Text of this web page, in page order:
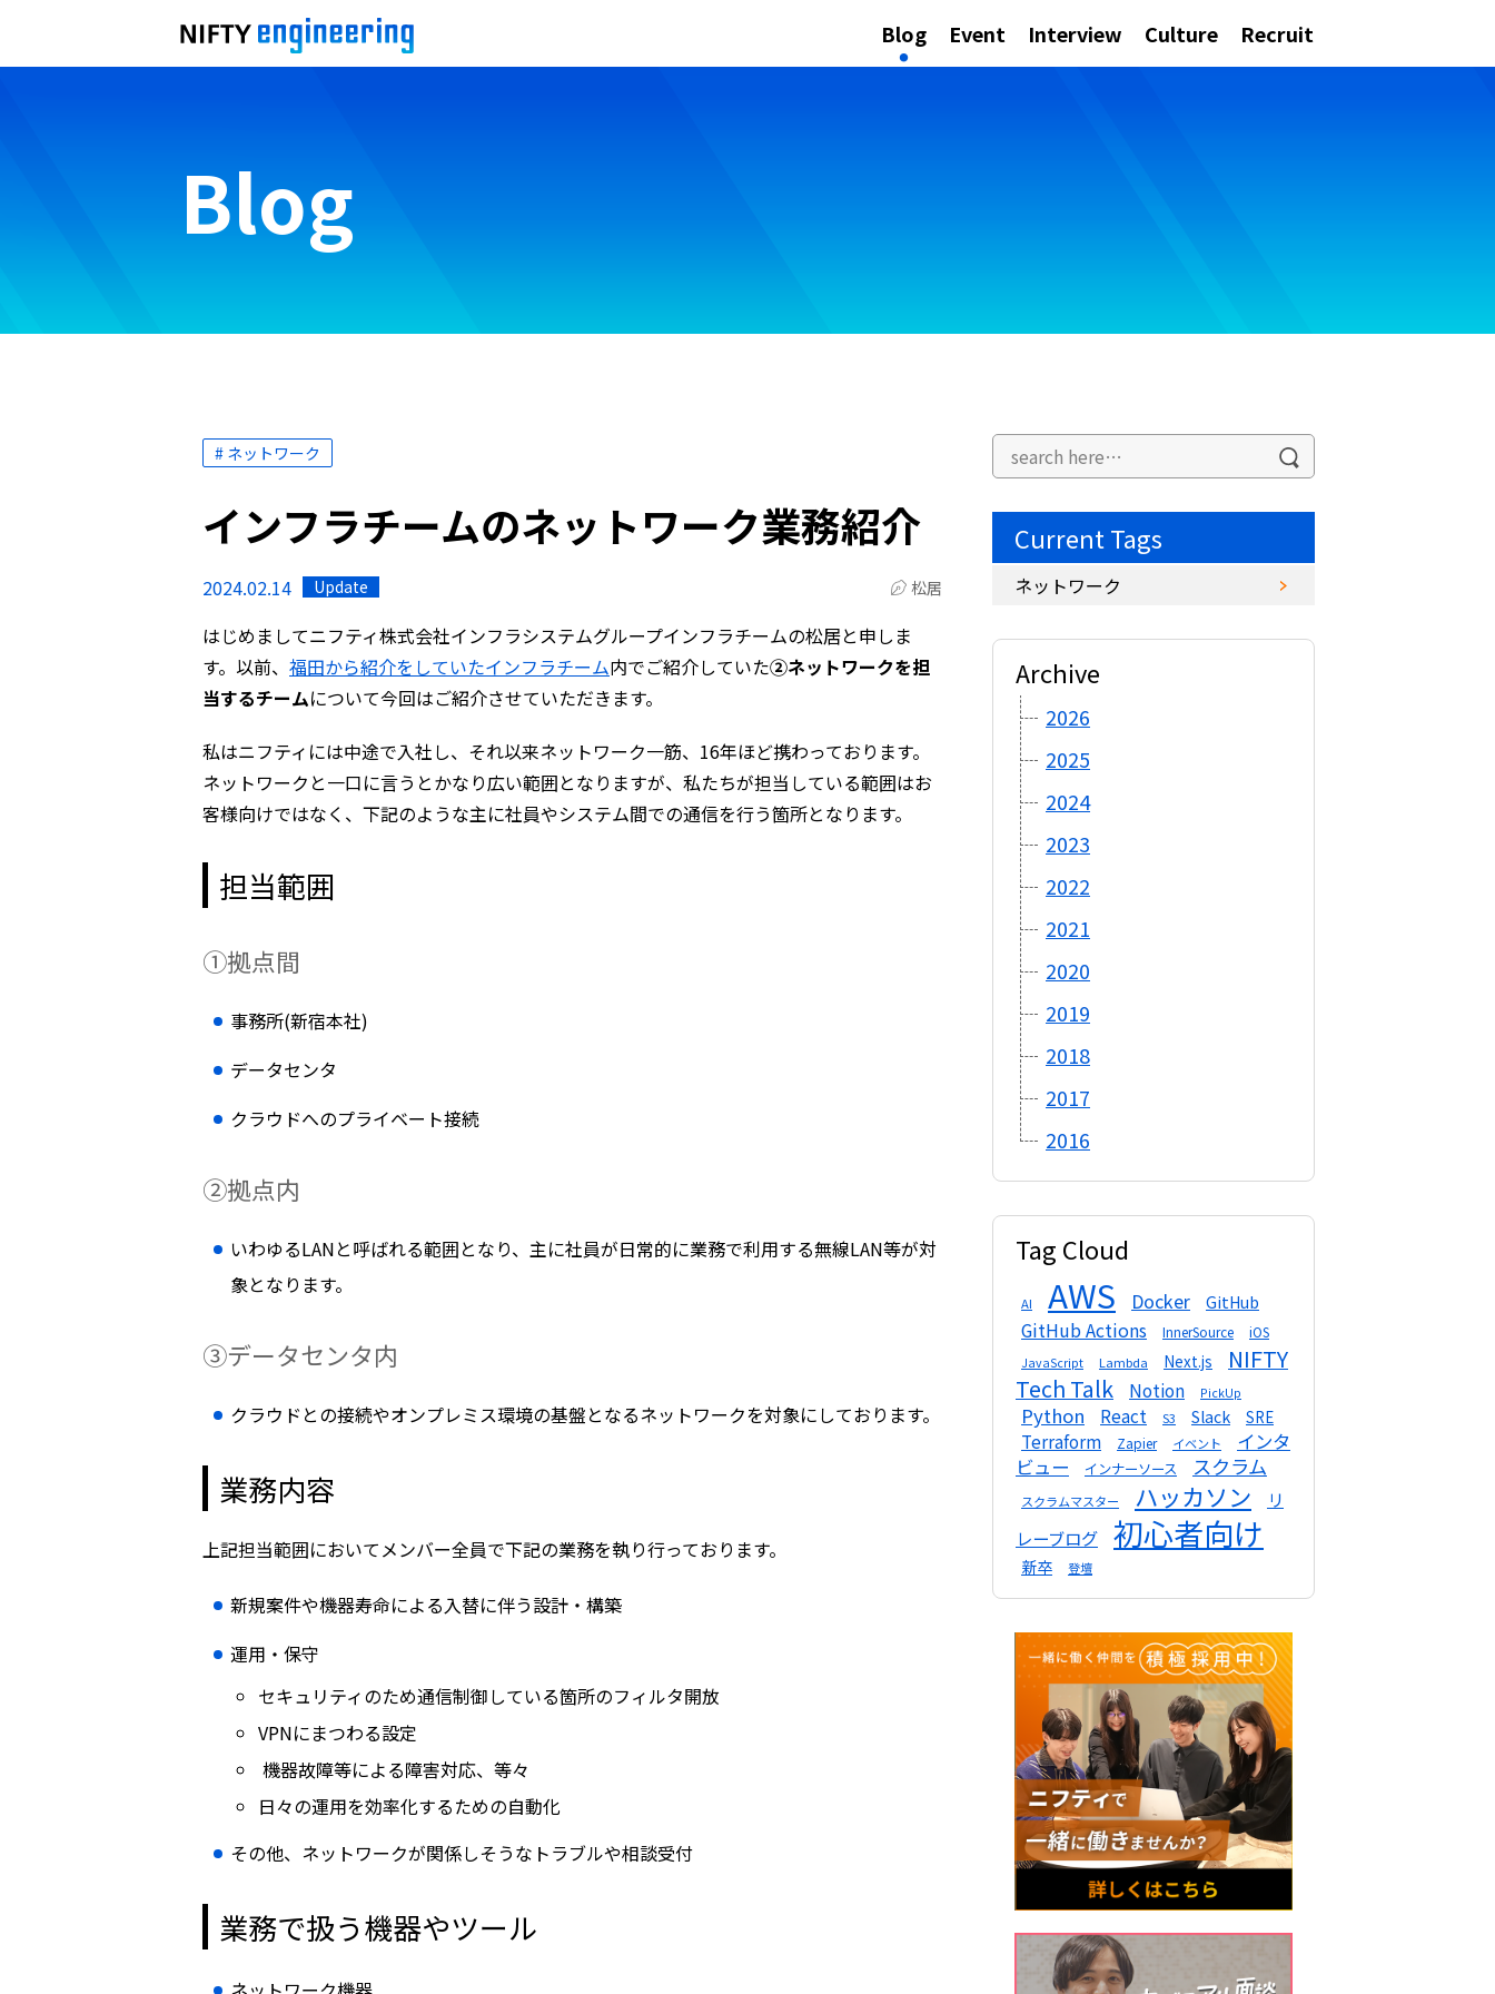
Blog Event Interview Culture Recruit
Blog
# ネットワーク
インフラチームのネットワーク業務紹介
2024.02.14 Update 松居
はじめましてニフティ株式会社インフラシステムグループインフラチームの松居と申しま
す。以前、 福田から紹介をしていたインフラチーム内でご紹介していた②ネットワークを担
当するチームについて今回はご紹介させていただきます。
私はニフティには中途で入社し、それ以来ネットワーク一筋、16年ほど携わっております。
ネットワークと一口に言うとかなり広い範囲となりますが、私たちが担当している範囲はお
客様向けではなく、下記のような主に社員やシステム間での通信を行う箇所となります。
担当範囲
①拠点間
事務所(新宿本社)
データセンタ
クラウドへのプライベート接続
②拠点内
いわゆるLANと呼ばれる範囲となり、主に社員が日常的に業務で利用する無線LAN等が対
象となります。
③データセンタ内
クラウドとの接続やオンプレミス環境の基盤となるネットワークを対象にしております。
業務内容
上記担当範囲においてメンバー全員で下記の業務を執り行っております。
新規案件や機器寿命による入替に伴う設計・構築
運用・保守
セキュリティのため通信制御している箇所のフィルタ開放
VPNにまつわる設定
機器故障等による障害対応、等々
日々の運用を効率化するための自動化
その他、ネットワークが関係しそうなトラブルや相談受付
業務で扱う機器やツール
Current Tags
ネットワーク
Archive
2026
2025
2024
2023
2022
2021
2020
2019
2018
2017
2016
Tag Cloud
AI AWS Docker GitHub
GitHub Actions InnerSource iOS
JavaScript Lambda Next.js
NIFTY
Tech Talk
Notion PickUp
Python React S3 Slack SRE
Terraform Zapier イベント
インタ
ビュー
インナーソース スクラム
スクラムマスター ハッカソン
リ
レーブログ
初心者向け
新卒 登壇